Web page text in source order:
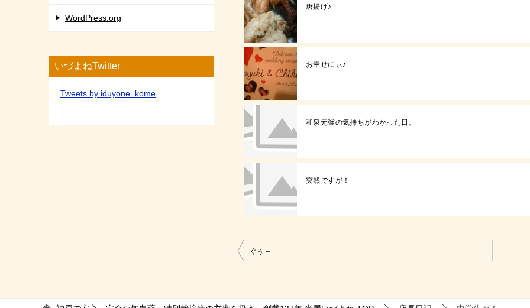
唐揚げ♪
お幸せにぃ♪
和泉元彌の気持ちがわかった日。
突然ですが！
投
ぐぅ～
WordPress.org
いづよねTwitter
Tweets by iduyone_kome